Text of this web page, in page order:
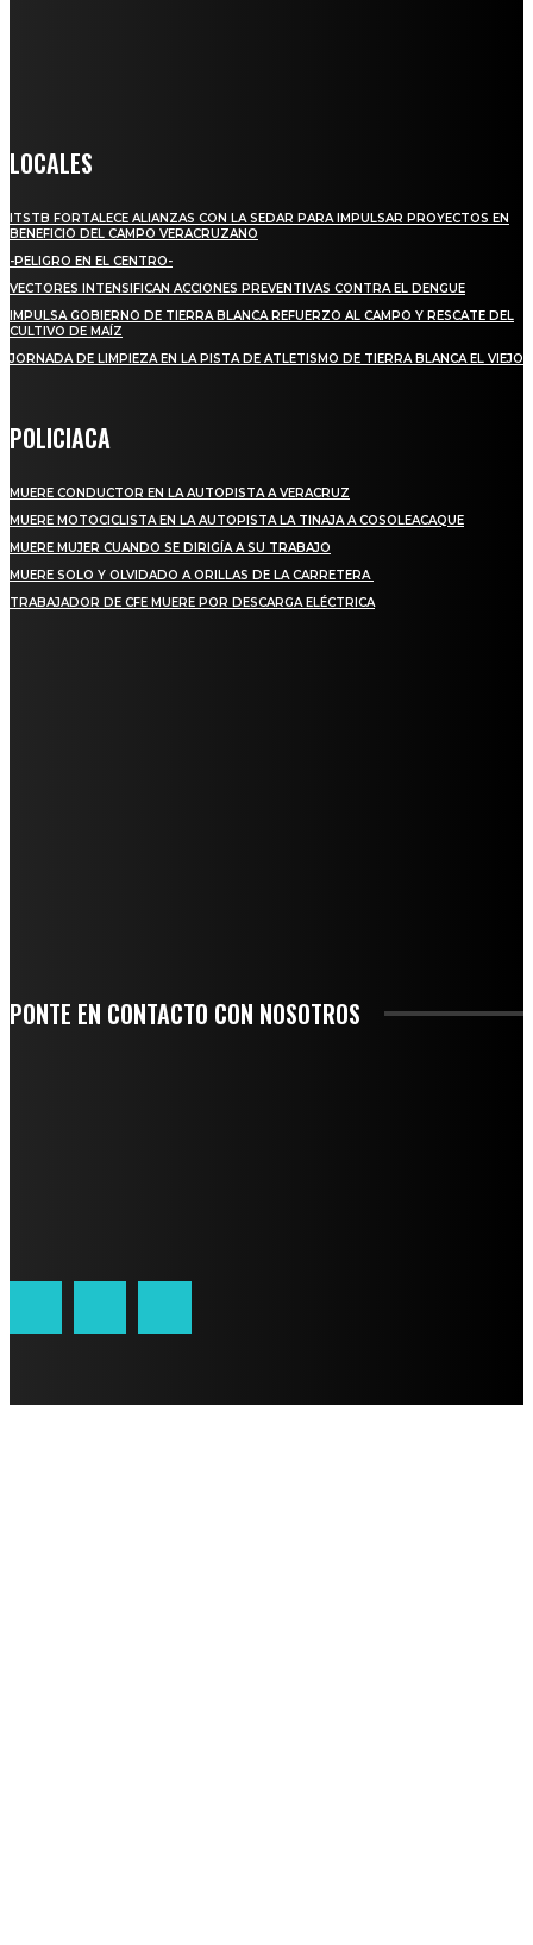
LOCALES
ITSTB FORTALECE ALIANZAS CON LA SEDAR PARA IMPULSAR PROYECTOS EN
BENEFICIO DEL CAMPO VERACRUZANO
-PELIGRO EN EL CENTRO-
VECTORES INTENSIFICAN ACCIONES PREVENTIVAS CONTRA EL DENGUE
IMPULSA GOBIERNO DE TIERRA BLANCA REFUERZO AL CAMPO Y RESCATE DEL
CULTIVO DE MAÍZ
JORNADA DE LIMPIEZA EN LA PISTA DE ATLETISMO DE TIERRA BLANCA EL VIEJO
POLICIACA
MUERE CONDUCTOR EN LA AUTOPISTA A VERACRUZ
MUERE MOTOCICLISTA EN LA AUTOPISTA LA TINAJA A COSOLEACAQUE
MUERE MUJER CUANDO SE DIRIGÍA A SU TRABAJO
MUERE SOLO Y OLVIDADO A ORILLAS DE LA CARRETERA
TRABAJADOR DE CFE MUERE POR DESCARGA ELÉCTRICA
PONTE EN CONTACTO CON NOSOTROS